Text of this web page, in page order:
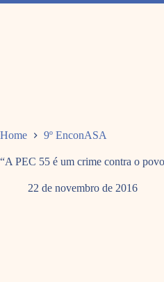
Pular
Home 9º EnconASA
“A PEC 55 é um crime contra o
22 de novembro de 2016